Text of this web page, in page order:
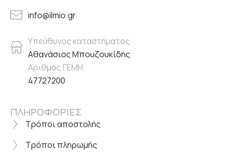
info@ilmio.gr
Υπεύθυνος καταστήματος
Αθανάσιος Μπουζουκίδης
Αριθμός ΓΕΜΗ
47727200
ΠΛΗΡΟΦΟΡΙΕΣ
Τρόποι αποστολής
Τρόποι πληρωμής